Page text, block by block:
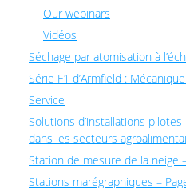
Our webinars
Vidéos
Séchage par atomisation à
Série F1 d’Armfield :
Service
Solutions d’installations
dans les secteurs
Station de mesure de la neige
Stations marégraphiques –